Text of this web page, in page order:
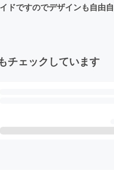
ですのでデザインも自由
チェックしています